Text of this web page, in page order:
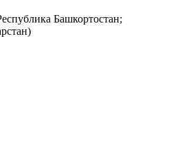
Башкортостан;